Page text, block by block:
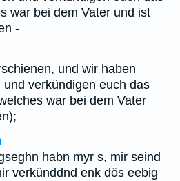
war bei dem Vater und ist
-
und wir haben
verkündigen euch das
war bei dem Vater
habn myr s, mir seind
verkünddnd enk dös eebig